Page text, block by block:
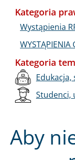
Aby
Kategoria
Wystąpienia
WYSTĄPIENIA
Kategoria
Edukacja,
Studenci,